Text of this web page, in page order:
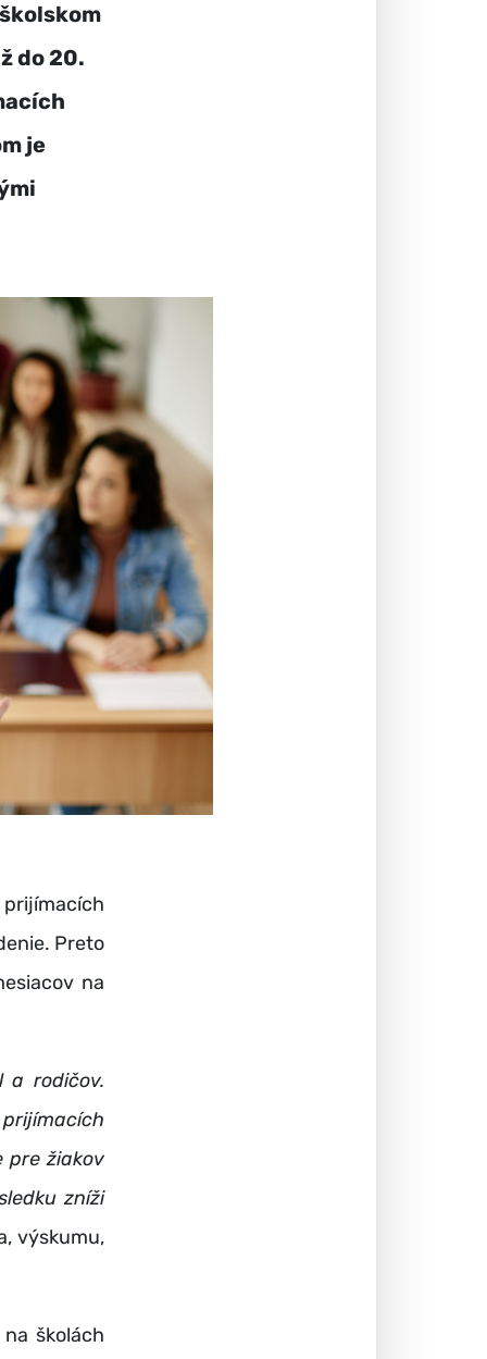
do 20.
je
Preto
na
a rodičov.
pre žiakov
zníži
výskumu,
školách